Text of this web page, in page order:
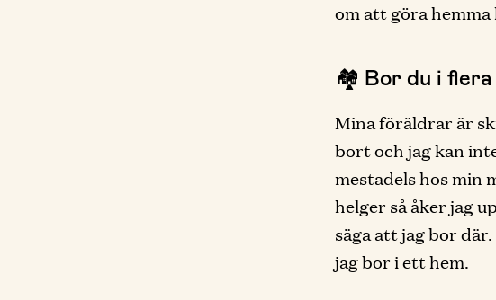
om att göra
🏘 Bor du i flera
Mina föräldrar är
bort och jag kan
mestadels hos min
helger så åker jag
säga att jag bor
jag bor i ett hem.